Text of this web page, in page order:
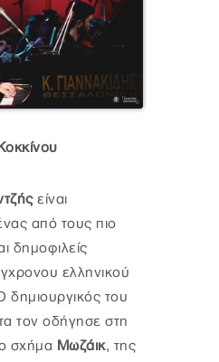
είναι
από τους πιο
δημοφιλείς
ελληνικού
του
τον οδήγησε στη
σχήμα Μωζάικ, της